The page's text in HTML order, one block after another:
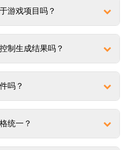
游戏项目吗？
制生成结果吗？
吗？
统一？